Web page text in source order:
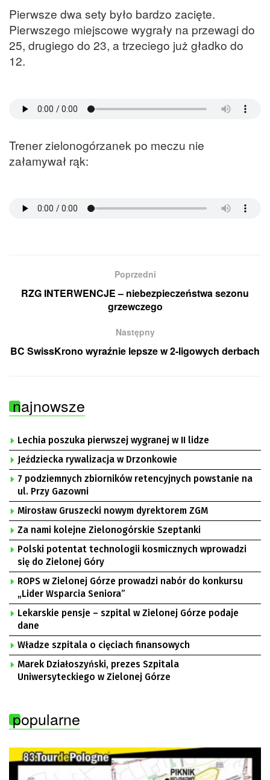
Pierwsze dwa sety było bardzo zacięte.
Pierwszego miejscowe wygrały na przewagi do
25, drugiego do 23, a trzeciego już gładko do
12.
Trener zielonogórzanek po meczu nie
załamywał rąk:
Poprzedni
RZG INTERWENCJE – niebezpieczeństwa sezonu
grzewczego
Następny
BC SwissKrono wyraźnie lepsze w 2-ligowych derbach
najnowsze
Lechia poszuka pierwszej wygranej w II lidze
Jeździecka rywalizacja w Drzonkowie
7 podziemnych zbiorników retencyjnych powstanie na
ul. Przy Gazowni
Mirosław Gruszecki nowym dyrektorem ZGM
Za nami kolejne Zielonogórskie Szeptanki
Polski potentat technologii kosmicznych wprowadzi
się do Zielonej Góry
ROPS w Zielonej Górze prowadzi nabór do konkursu
„Lider Wsparcia Seniora”
Lekarskie pensje – szpital w Zielonej Górze podaje
dane
Władze szpitala o cięciach finansowych
Marek Działoszyński, prezes Szpitala
Uniwersyteckiego w Zielonej Górze
popularne